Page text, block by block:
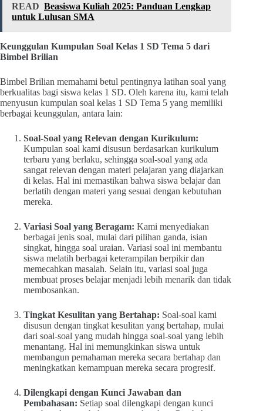
READ Beasiswa Kuliah 2025: Panduan Lengkap
untuk Lulusan SMA
Keunggulan Kumpulan Soal Kelas 1 SD Tema 5 dari
Bimbel Brilian
Bimbel Brilian memahami betul pentingnya latihan soal yang
berkualitas bagi siswa kelas 1 SD. Oleh karena itu, kami telah
menyusun kumpulan soal kelas 1 SD Tema 5 yang memiliki
berbagai keunggulan, antara lain:
Soal-Soal yang Relevan dengan Kurikulum:
Kumpulan soal kami disusun berdasarkan kurikulum
terbaru yang berlaku, sehingga soal-soal yang ada
sangat relevan dengan materi pelajaran yang diajarkan
di kelas. Hal ini memastikan bahwa siswa belajar dan
berlatih dengan materi yang sesuai dengan kebutuhan
mereka.
Variasi Soal yang Beragam: Kami menyediakan
berbagai jenis soal, mulai dari pilihan ganda, isian
singkat, hingga soal uraian. Variasi soal ini membantu
siswa melatih berbagai keterampilan berpikir dan
memecahkan masalah. Selain itu, variasi soal juga
membuat proses belajar menjadi lebih menarik dan tidak
membosankan.
Tingkat Kesulitan yang Bertahap: Soal-soal kami
disusun dengan tingkat kesulitan yang bertahap, mulai
dari soal-soal yang mudah hingga soal-soal yang lebih
menantang. Hal ini memungkinkan siswa untuk
membangun pemahaman mereka secara bertahap dan
meningkatkan kemampuan mereka secara progresif.
Dilengkapi dengan Kunci Jawaban dan
Pembahasan: Setiap soal dilengkapi dengan kunci